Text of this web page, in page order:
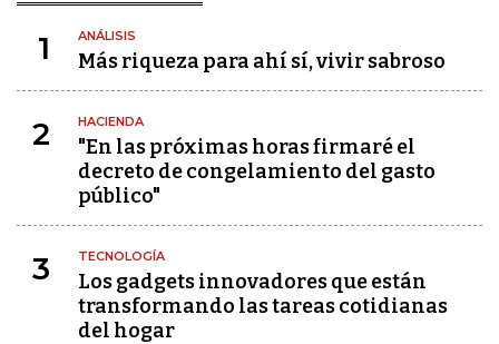
1 ANÁLISIS
Más riqueza para ahí sí, vivir sabroso
2 HACIENDA
"En las próximas horas firmaré el
decreto de congelamiento del gasto
público"
3 TECNOLOGÍA
Los gadgets innovadores que están
transformando las tareas cotidianas
del hogar